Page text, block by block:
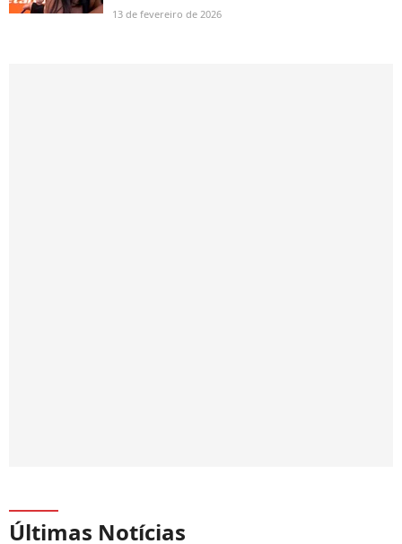
13 de fevereiro de 2026
Últimas Notícias